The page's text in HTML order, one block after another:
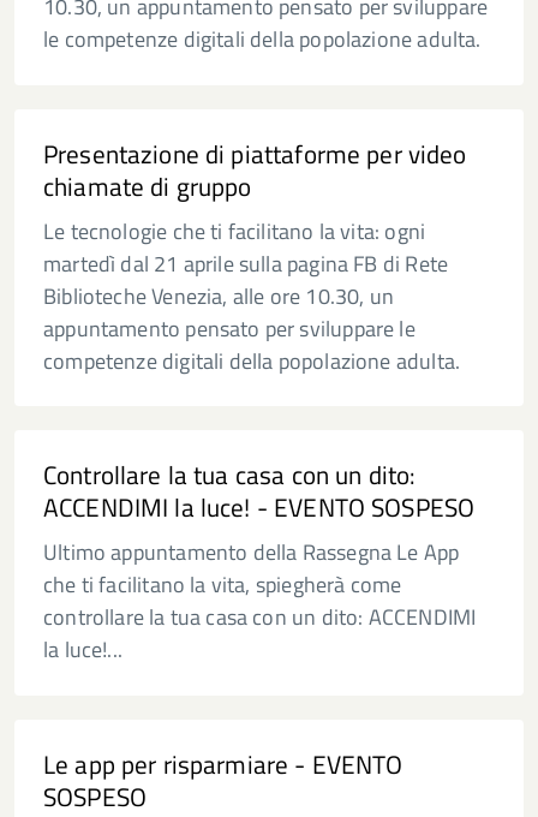
10.30, un appuntamento pensato per sviluppare
le competenze digitali della popolazione adulta.
Presentazione di piattaforme per video
chiamate di gruppo
Le tecnologie che ti facilitano la vita: ogni
martedì dal 21 aprile sulla pagina FB di Rete
Biblioteche Venezia, alle ore 10.30, un
appuntamento pensato per sviluppare le
competenze digitali della popolazione adulta.
Controllare la tua casa con un dito:
ACCENDIMI la luce! - EVENTO SOSPESO
Ultimo appuntamento della Rassegna Le App
che ti facilitano la vita, spiegherà come
controllare la tua casa con un dito: ACCENDIMI
la luce!...
Le app per risparmiare - EVENTO
SOSPESO